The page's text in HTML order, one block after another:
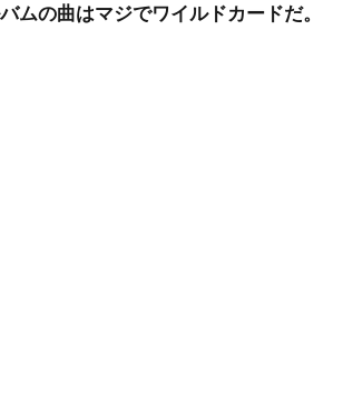
ムの曲はマジでワイルドカードだ。